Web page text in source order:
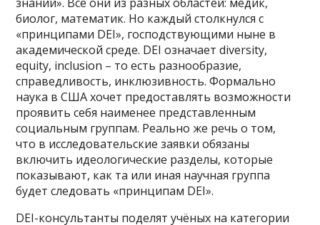
биолог, математик. Но каждый столкнулся с
«принципами DEI», господствующими ныне в
академической среде. DEI означает diversity,
equity, inclusion – то есть разнообразие,
справедливость, инклюзивность. Формально
наука в США хочет предоставлять возможности
проявить себя наименее представленным
социальным группам. Реально же речь о том,
что в исследовательские заявки обязаны
включить идеологические разделы, которые
показывают, как та или иная научная группа
будет следовать «принципам DEI».
DEI-консультанты поделят учёных на категории